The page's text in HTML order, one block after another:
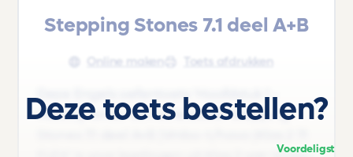
Stepping Stones 7.1 deel A+B
Online maken Toets afdrukken
Deze Engels oefentoets 'Hoofdstuk 1 -
Holiday times' uit het lesboek 'Stepping
Deze toets bestellen?
Voordeligst